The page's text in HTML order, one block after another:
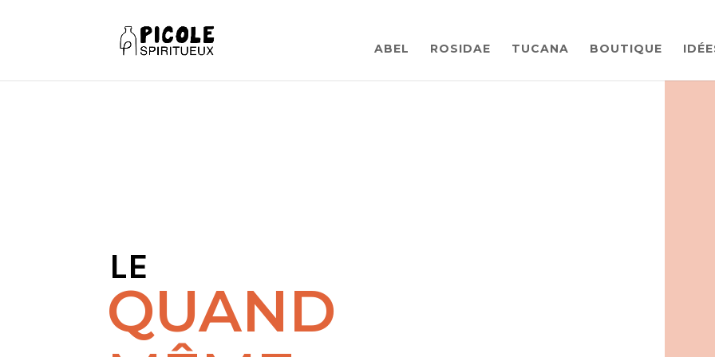
ABEL ROSIDAE TUCANA BOUTIQUE
LE
QUAND